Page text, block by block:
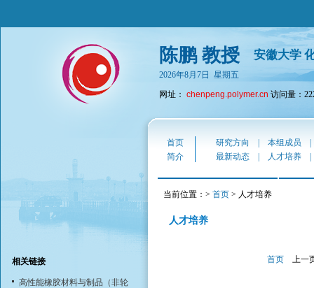
陈鹏 教授 安徽大学
2026年8月7日 星期五
网址： chenpeng.polymer.cn 访问量：
相关链接
高性能橡胶材料与制品（非轮
首页 研究方向 本组成员
简介
最新动态 人才培养
当前位置：> 首页 > 人才培养
人才培养
首页 上一